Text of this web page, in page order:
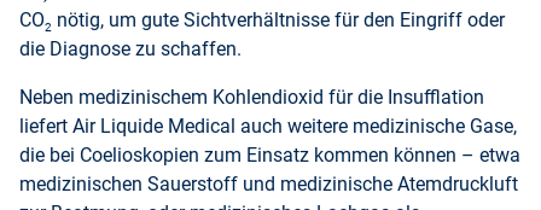
CO2 nötig, um gute Sichtverhältnisse für den Eingriff oder
die Diagnose zu schaffen.
Neben medizinischem Kohlendioxid für die Insufflation
liefert Air Liquide Medical auch weitere medizinische Gase,
die bei Coelioskopien zum Einsatz kommen können – etwa
medizinischen Sauerstoff und medizinische Atemdruckluft